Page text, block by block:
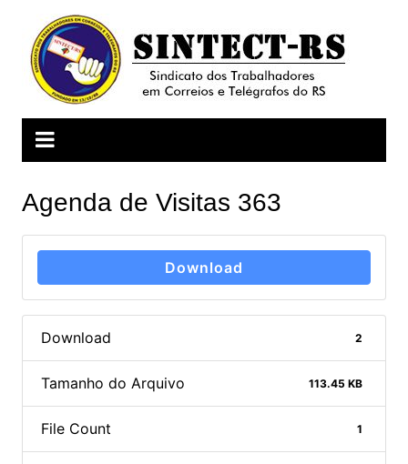
conteúdo
Agenda de Visitas 363
Download
Download 2
Tamanho do Arquivo 113.45 KB
File Count 1